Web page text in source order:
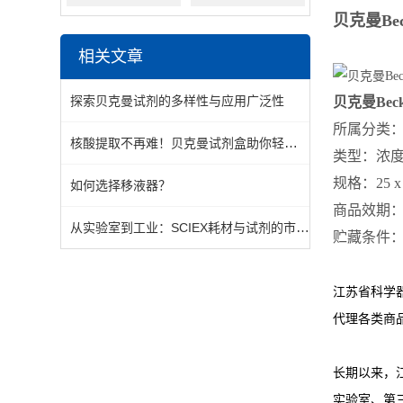
贝克曼
贝克曼
所属分类
类型：浓
规格：25
商品效期
贮藏条件
江苏省科学
代理各类商
长期以来，
实验室、第
相关文章
探索贝克曼试剂的多样性与应用广泛性
核酸提取不再难！贝克曼试剂盒助你轻松搞定实验难题
如何选择移液器？
从实验室到工业：SCIEX耗材与试剂的市场需求与发展趋势